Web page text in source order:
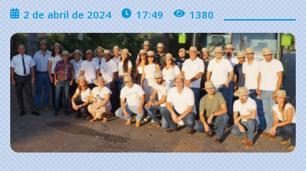
2 de abril de 2024 17:49 1380